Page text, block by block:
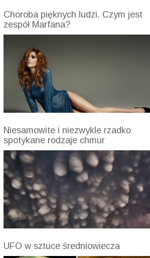
Choroba pięknych ludzi. Czym jest
zespół Marfana?
Niesamowite i niezwykle rzadko
spotykane rodzaje chmur
UFO w sztuce średniowiecza